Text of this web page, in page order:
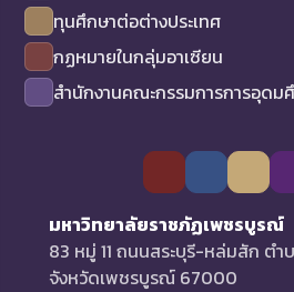
ทุนศึกษาต่อต่างประเทศ
กฏหมายในกลุ่มอาเซียน
สำนักงานคณะกรรมการการอุดม
มหาวิทยาลัยราชภัฏเพชรบูรณ์
83 หมู่ 11 ถนนสระบุรี-หล่มสัก ตำ
จังหวัดเพชรบูรณ์ 67000